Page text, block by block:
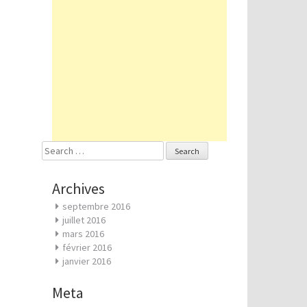
Search
Archives
septembre 2016
juillet 2016
mars 2016
février 2016
janvier 2016
Meta